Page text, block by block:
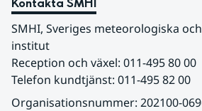
SMHI, Sveriges meteorologiska
institut
Reception och växel: 011-495 80 00
Telefon kundtjänst: 011-495 82 00
Organisationsnummer: 202100-